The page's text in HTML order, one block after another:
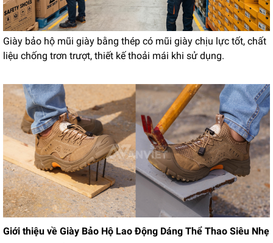
Giày bảo hộ mũi giày bằng thép có mũi giày chịu lực tốt, chất
liệu chống trơn trượt, thiết kế thoải mái khi sử dụng.
Giới thiệu về Giày Bảo Hộ Lao Động Dáng Thể Thao Siêu Nhẹ